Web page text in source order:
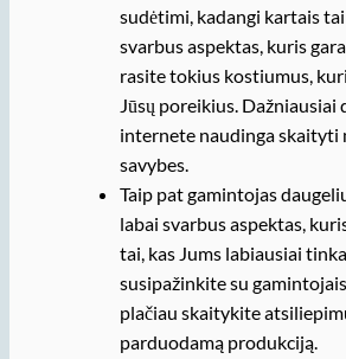
sudėtimi, kadangi kartais
svarbus aspektas, kuris
rasite tokius kostiumus,
Jūsų poreikius. Dažniausiai
internete naudinga skaityti
savybes.
Taip pat gamintojas
labai svarbus aspektas,
tai, kas Jums labiausiai
susipažinkite su
plačiau skaitykite
parduodamą produkciją.